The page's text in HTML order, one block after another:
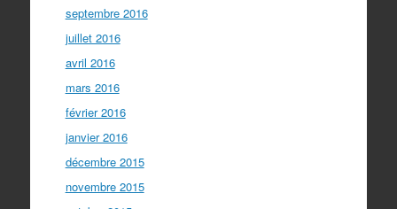
septembre 2016
juillet 2016
avril 2016
mars 2016
février 2016
janvier 2016
décembre 2015
novembre 2015